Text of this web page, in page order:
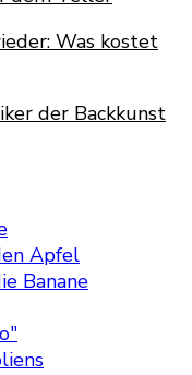
Was kostet
der Backkunst
Apfel
Banane